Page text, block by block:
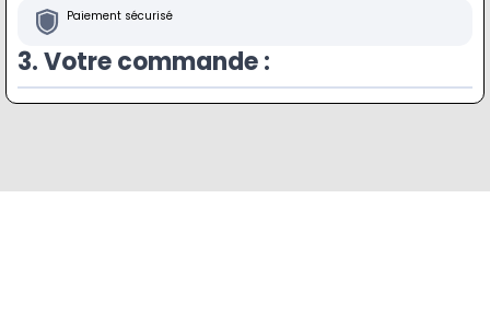
Paiement sécurisé
3. Votre commande :